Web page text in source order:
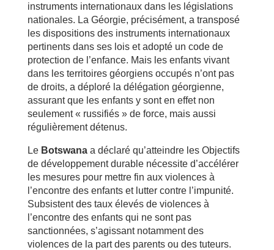
instruments internationaux dans les législations
nationales. La Géorgie, précisément, a transposé
les dispositions des instruments internationaux
pertinents dans ses lois et adopté un code de
protection de l’enfance. Mais les enfants vivant
dans les territoires géorgiens occupés n’ont pas
de droits, a déploré la délégation géorgienne,
assurant que les enfants y sont en effet non
seulement « russifiés » de force, mais aussi
régulièrement détenus.
Le Botswanaa déclaré qu’atteindre les Objectifs
de développement durable nécessite d’accélérer
les mesures pour mettre fin aux violences à
l’encontre des enfants et lutter contre l’impunité.
Subsistent des taux élevés de violences à
l’encontre des enfants qui ne sont pas
sanctionnées, s’agissant notamment des
violences de la part des parents ou des tuteurs.